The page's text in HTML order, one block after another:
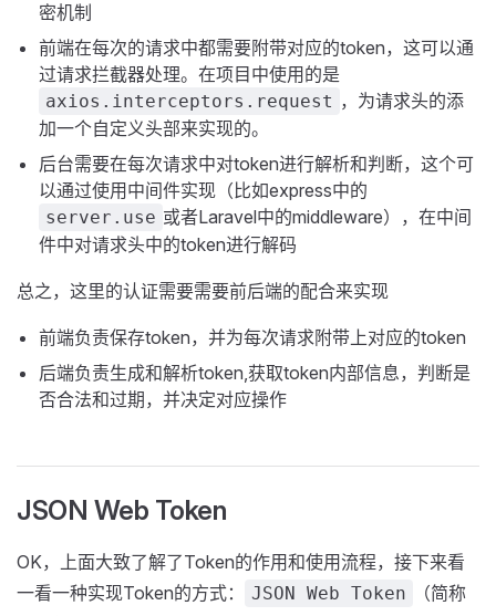
密机制
前端在每次的请求中都需要附带对应的token，这可以通
过请求拦截器处理。在项目中使用的是
axios.interceptors.request ，为请求头的添
加一个自定义头部来实现的。
后台需要在每次请求中对token进行解析和判断，这个可
以通过使用中间件实现（比如express中的
server.use 或者Laravel中的middleware），在中间
件中对请求头中的token进行解码
总之，这里的认证需要需要前后端的配合来实现
前端负责保存token，并为每次请求附带上对应的token
后端负责生成和解析token,获取token内部信息，判断是
否合法和过期，并决定对应操作
JSON Web Token
OK，上面大致了解了Token的作用和使用流程，接下来看
一看一种实现Token的方式：
JSON Web Token
（简称